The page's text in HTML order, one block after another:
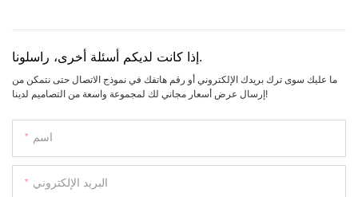
إذا كانت لديكم أسئلة أخرى، راسلونا.
ما عليك سوى ترك بريدك الإلكتروني أو رقم هاتفك في نموذج الاتصال حتى نتمكن من
إرسال عرض أسعار مجاني لك لمجموعة واسعة من التصاميم لدينا!
اسم
البريد الإلكتروني